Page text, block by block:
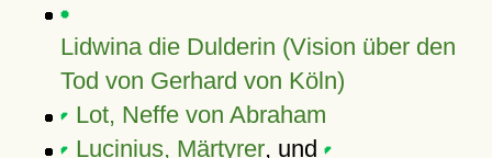
Lidwina die Dulderin (Vision über den
Tod von Gerhard von Köln)
Lot, Neffe von Abraham
Lucinius, Märtyrer, und